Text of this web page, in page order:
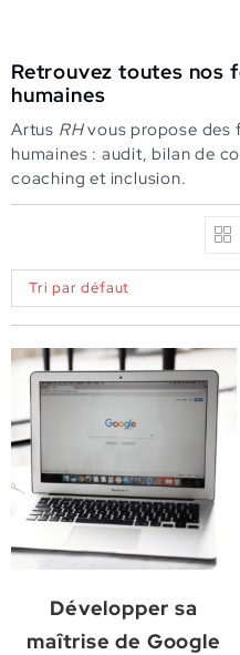
Retrouvez toutes nos
humaines
Artus RHvous propose des
humaines : audit, bilan de
coaching et inclusion.
Tri par défaut
Développer sa
maîtrise de Google